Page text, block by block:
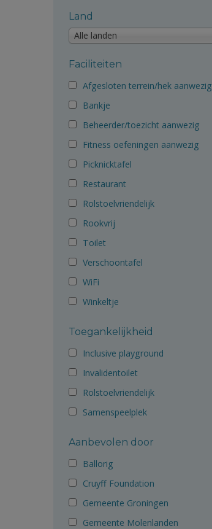
Land
Alle landen
Faciliteiten
Afgesloten terrein/hek aanwezig
Bankje
Beheerder/toezicht aanwezig
Fitness oefeningen aanwezig
Picknicktafel
Restaurant
Rolstoelvriendelijk
Rookvrij
Toilet
Verschoontafel
WiFi
Winkeltje
Toegankelijkheid
Inclusive playground
Invalidentoilet
Rolstoelvriendelijk
Samenspeelplek
Aanbevolen door
Ballorig
Cruyff Foundation
Gemeente Groningen
Gemeente Molenlanden